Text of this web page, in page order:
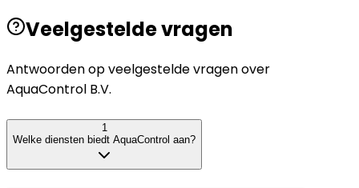
Veelgestelde vragen
Antwoorden op veelgestelde vragen over
AquaControl B.V.
1
Welke diensten biedt AquaControl aan?